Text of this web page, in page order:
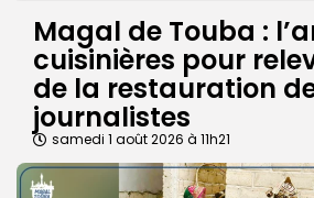
Magal de Touba :
cuisinières pour
de la restauration
journalistes
samedi 1 août 2026 à 11h21